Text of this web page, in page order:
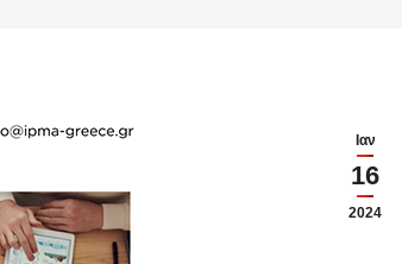
Ιαν
16
2024